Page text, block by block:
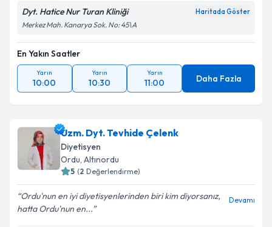
Takvim Talebini Gönder
Dyt. Hatice Nur Turan Kliniği Haritada Göster
Merkez Mah. Kanarya Sok. No: 45\A
En Yakın Saatler
Yarın
10:00
Yarın
10:30
Yarın
11:00 Daha Fazla
Uzm. Dyt. Tevhide Çelenk
Diyetisyen
Ordu, Altınordu
5 (2 Değerlendirme)
Ordu'nun en iyi diyetisyenlerinden biri kim diyorsanız,
hatta Ordu'nun en...
Devamı